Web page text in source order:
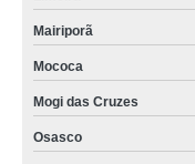
Mairiporã
Mococa
Mogi das Cruzes
Osasco